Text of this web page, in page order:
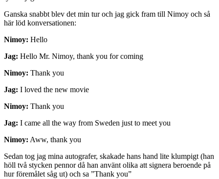
Ganska snabbt blev det min tur och jag gick fram till Nimoy och så
här löd konversationen:
Nimoy: Hello
Jag: Hello Mr. Nimoy, thank you for coming
Nimoy: Thank you
Jag: I loved the new movie
Nimoy: Thank you
Jag: I came all the way from Sweden just to meet you
Nimoy: Aww, thank you
Sedan tog jag mina autografer, skakade hans hand lite klumpigt (han
höll två stycken pennor då han använt olika att signera beroende på
hur föremålet såg ut) och sa ”Thank you”